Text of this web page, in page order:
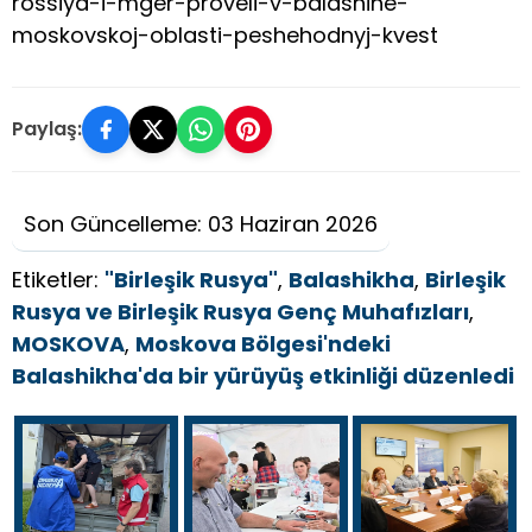
moskovskoj-oblasti-peshehodnyj-kvest
Paylaş:
Son Güncelleme: 03 Haziran 2026
Etiketler: "Birleşik Rusya", Balashikha, Birleşik
Rusya ve Birleşik Rusya Genç Muhafızları,
MOSKOVA, Moskova Bölgesi'ndeki
Balashikha'da bir yürüyüş etkinliği düzenledi